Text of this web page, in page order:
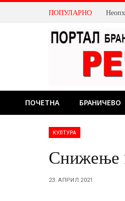
ПОПУЛАРНО
ПОЧЕТНА БРАНИЧЕВО
КУЛТУРА
Снижење
23. АПРИЛ 2021.